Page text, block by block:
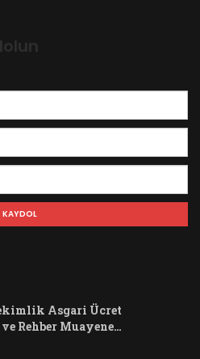
Asgari Ücret
Rehber Muayene…